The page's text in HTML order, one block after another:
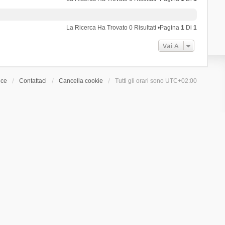
La Ricerca Ha Trovato 0 Risultati •Pagina1 Di1
Vai A
Contattaci Cancella cookie Tutti gli orari sono UTC+02:00